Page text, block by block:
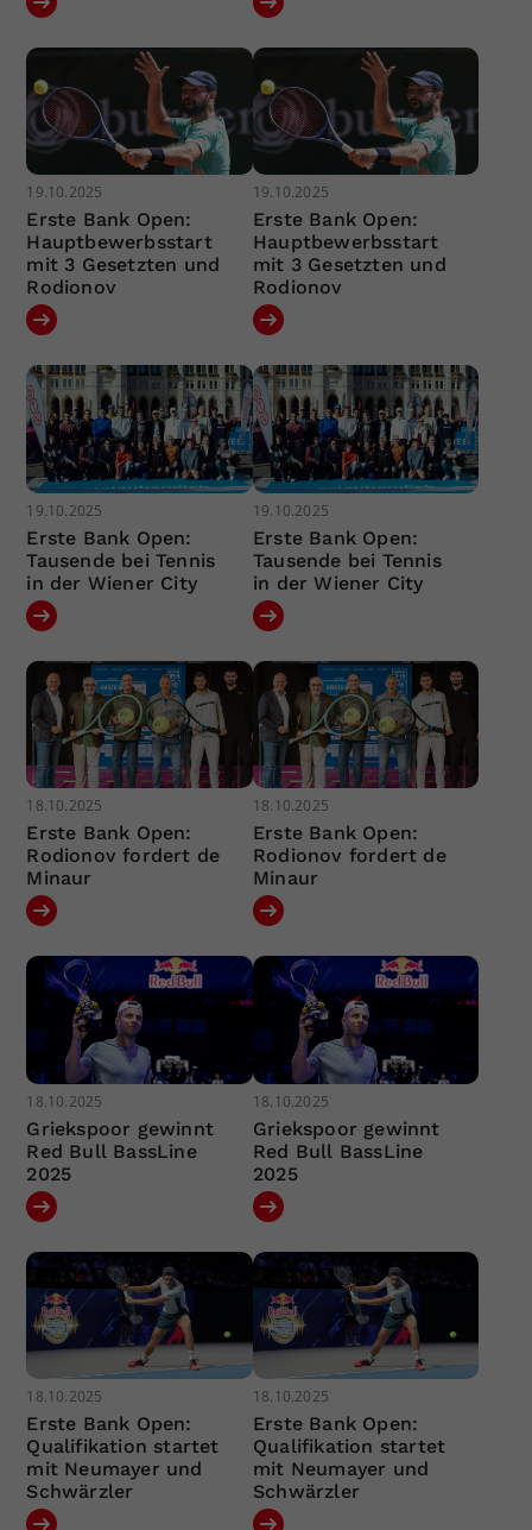
19.10.2025
Erste Bank Open:
Hauptbewerbsstart
mit 3 Gesetzten und
Rodionov
19.10.2025
Erste Bank Open:
Hauptbewerbsstart
mit 3 Gesetzten und
Rodionov
19.10.2025
Erste Bank Open:
Tausende bei Tennis
in der Wiener City
19.10.2025
Erste Bank Open:
Tausende bei Tennis
in der Wiener City
18.10.2025
Erste Bank Open:
Rodionov fordert de
Minaur
18.10.2025
Erste Bank Open:
Rodionov fordert de
Minaur
18.10.2025
Griekspoor gewinnt
Red Bull BassLine
2025
18.10.2025
Griekspoor gewinnt
Red Bull BassLine
2025
18.10.2025
Erste Bank Open:
Qualifikation startet
mit Neumayer und
Schwärzler
18.10.2025
Erste Bank Open:
Qualifikation startet
mit Neumayer und
Schwärzler